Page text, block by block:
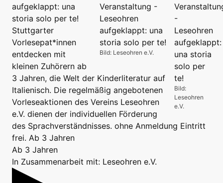
Bild:
Leseohren
e.V.
Bild: Leseohren e.V.
aufgeklappt: una
storia solo per te!
Stuttgarter
Vorlesepat*innen
entdecken mit
kleinen Zuhörern ab
3 Jahren, die Welt der Kinderliteratur auf
Italienisch. Die regelmäßig angebotenen
Vorleseaktionen des Vereins Leseohren
e.V. dienen der individuellen Förderung
des Sprachverständnisses. ohne Anmeldung Eintritt
frei. Ab 3 Jahren
Ab 3 Jahren
In Zusammenarbeit mit: Leseohren e.V.